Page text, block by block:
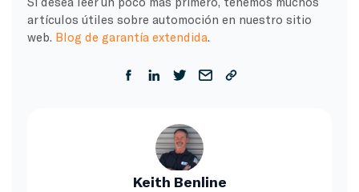
artículos útiles sobre automoción en nuestro sitio
web. Blog de garantía extendida
Keith Benline